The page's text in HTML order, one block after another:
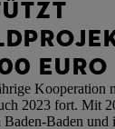
EURO
Kooperation
2023 fort. Mit
Baden und